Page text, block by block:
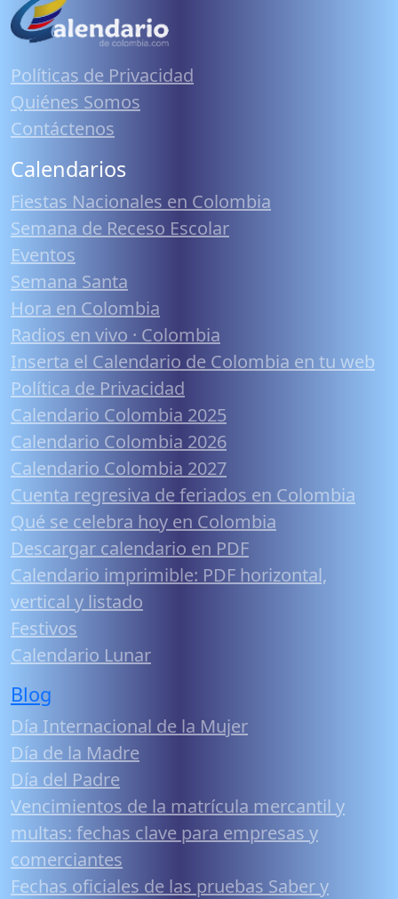
Políticas de Privacidad
Quiénes Somos
Contáctenos
Calendarios
Fiestas Nacionales en Colombia
Semana de Receso Escolar
Eventos
Semana Santa
Hora en Colombia
Radios en vivo · Colombia
Inserta el Calendario de Colombia en tu web
Política de Privacidad
Calendario Colombia 2025
Calendario Colombia 2026
Calendario Colombia 2027
Cuenta regresiva de feriados en Colombia
Qué se celebra hoy en Colombia
Descargar calendario en PDF
Calendario imprimible: PDF horizontal,
vertical y listado
Festivos
Calendario Lunar
Blog
Día Internacional de la Mujer
Día de la Madre
Día del Padre
Vencimientos de la matrícula mercantil y
multas: fechas clave para empresas y
comerciantes
Fechas oficiales de las pruebas Saber y